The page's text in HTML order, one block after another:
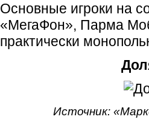
Основные игроки на
«МегаФон», Парма
практически
Источник: